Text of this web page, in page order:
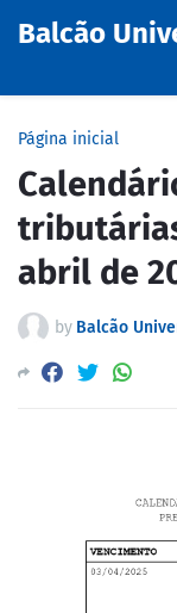
Balcão
Página inicial
abril de
by Balcão